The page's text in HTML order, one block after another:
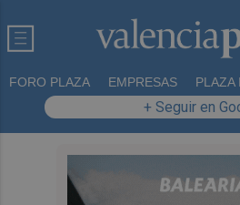
FORO PLAZA EMPRESAS PLAZA
+ Seguir en